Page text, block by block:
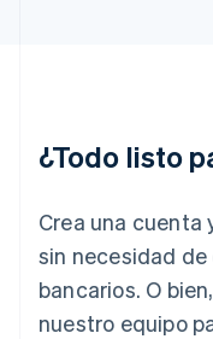
¿Todo listo
Crea una cuenta
sin necesidad
bancarios. O
nuestro equipo
Letonia
English
Deutsch English
Lituania
English
Luxemburgo
FrançaisDeutsch